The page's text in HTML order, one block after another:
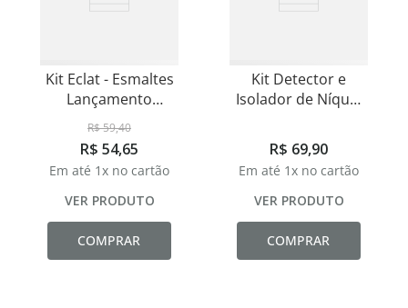
Kit Eclat - Esmaltes
Lançamento
Celeste e Aurora
R$59,40
R$ 54,65
Em até 1x no cartão
VER PRODUTO
COMPRAR
Kit Detector e
Isolador de Níquel
R$ 69,90
Em até 1x no cartão
VER PRODUTO
COMPRAR